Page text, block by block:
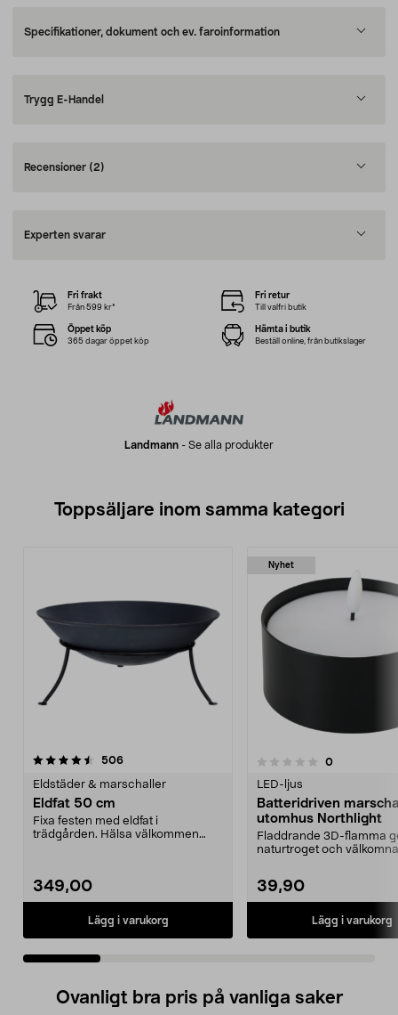
Specifikationer, dokument och ev. faroinformation
Trygg E-Handel
Recensioner (2)
Experten svarar
Landmann - Se alla produkter
Fri frakt
Från 599 kr*
Fri retur
Till valfri butik
Öppet köp
365 dagar öppet köp
Hämta i butik
Beställ online, från butikslager
Toppsäljare inom samma kategori
506recensioner
Eldstäder & marschaller
Eldfat 50 cm
Fixa festen med eldfat i
trädgården. Hälsa välkommen
349,00
Lägg i varukorg
Nyhet
0.0 av 5 stjärnor 0recensioner
LED-ljus
Batteridriven
utomhus Northlight
Fladdrande 3D-flamma
naturtroget och
39,90
Lägg i varukorg
5.0 av 5 stjärnor
Ovanligt bra pris på vanliga saker